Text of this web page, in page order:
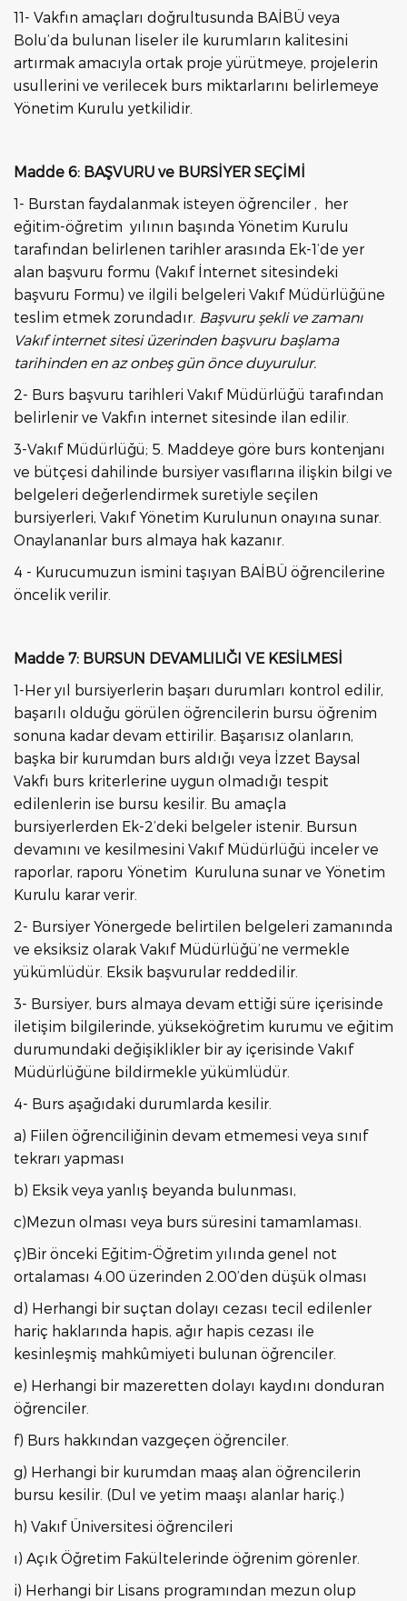
11- Vakfın amaçları doğrultusunda BAİBÜ veya
Bolu’da bulunan liseler ile kurumların kalitesini
artırmak amacıyla ortak proje yürütmeye, projelerin
usullerini ve verilecek burs miktarlarını belirlemeye
Yönetim Kurulu yetkilidir.
Madde 6: BAŞVURU ve BURSİYER SEÇİMİ
1- Burstan faydalanmak isteyen öğrenciler , her
eğitim-öğretim yılının başında Yönetim Kurulu
tarafından belirlenen tarihler arasında Ek-1’de yer
alan başvuru formu (Vakıf İnternet sitesindeki
başvuru Formu) ve ilgili belgeleri Vakıf Müdürlüğüne
teslim etmek zorundadır. Başvuru şekli ve zamanı
Vakıf internet sitesi üzerinden başvuru başlama
tarihinden en az onbeş gün önce duyurulur.
2- Burs başvuru tarihleri Vakıf Müdürlüğü tarafından
belirlenir ve Vakfın internet sitesinde ilan edilir.
3-Vakıf Müdürlüğü; 5. Maddeye göre burs kontenjanı
ve bütçesi dahilinde bursiyer vasıflarına ilişkin bilgi ve
belgeleri değerlendirmek suretiyle seçilen
bursiyerleri, Vakıf Yönetim Kurulunun onayına sunar.
Onaylananlar burs almaya hak kazanır.
4 - Kurucumuzun ismini taşıyan BAİBÜ öğrencilerine
öncelik verilir.
Madde 7: BURSUN DEVAMLILIĞI VE KESİLMESİ
1-Her yıl bursiyerlerin başarı durumları kontrol edilir,
başarılı olduğu görülen öğrencilerin bursu öğrenim
sonuna kadar devam ettirilir. Başarısız olanların,
başka bir kurumdan burs aldığı veya İzzet Baysal
Vakfı burs kriterlerine uygun olmadığı tespit
edilenlerin ise bursu kesilir. Bu amaçla
bursiyerlerden Ek-2’deki belgeler istenir. Bursun
devamını ve kesilmesini Vakıf Müdürlüğü inceler ve
raporlar, raporu Yönetim Kuruluna sunar ve Yönetim
Kurulu karar verir.
2- Bursiyer Yönergede belirtilen belgeleri zamanında
ve eksiksiz olarak Vakıf Müdürlüğü’ne vermekle
yükümlüdür. Eksik başvurular reddedilir.
3- Bursiyer, burs almaya devam ettiği süre içerisinde
iletişim bilgilerinde, yükseköğretim kurumu ve eğitim
durumundaki değişiklikler bir ay içerisinde Vakıf
Müdürlüğüne bildirmekle yükümlüdür.
4- Burs aşağıdaki durumlarda kesilir.
a) Fiilen öğrenciliğinin devam etmemesi veya sınıf
tekrarı yapması
b) Eksik veya yanlış beyanda bulunması,
c)Mezun olması veya burs süresini tamamlaması.
ç)Bir önceki Eğitim-Öğretim yılında genel not
ortalaması 4.00 üzerinden 2.00’den düşük olması
d) Herhangi bir suçtan dolayı cezası tecil edilenler
hariç haklarında hapis, ağır hapis cezası ile
kesinleşmiş mahkûmiyeti bulunan öğrenciler.
e) Herhangi bir mazeretten dolayı kaydını donduran
öğrenciler.
f) Burs hakkından vazgeçen öğrenciler.
g) Herhangi bir kurumdan maaş alan öğrencilerin
bursu kesilir. (Dul ve yetim maaşı alanlar hariç.)
h) Vakıf Üniversitesi öğrencileri
ı) Açık Öğretim Fakültelerinde öğrenim görenler.
i) Herhangi bir Lisans programından mezun olup